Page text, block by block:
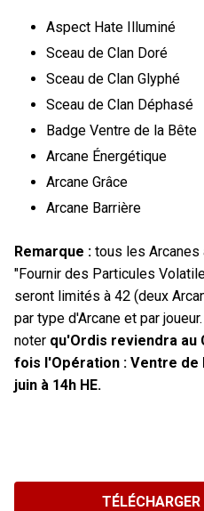
Aspect Hate Illuminé
Sceau de Clan Doré
Sceau de Clan Glyphé
Sceau de Clan Déphasé
Badge Ventre de la Bête
Arcane Énergétique
Arcane Grâce
Arcane Barrière
Remarque : tous les
"Fournir des Particules
seront limités à 42 (deux
par type d'Arcane et par
noter qu'Ordis reviendra au
fois l'Opération : Ventre de
juin à 14h HE.